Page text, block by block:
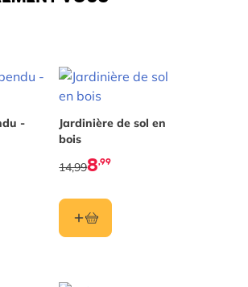
-
Jardinière de sol en
bois
8,99
14,99